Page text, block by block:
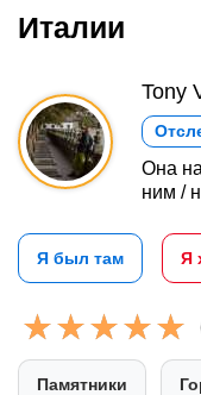
Италии
Tony
Она
ним /
Я был там Я
Памятники